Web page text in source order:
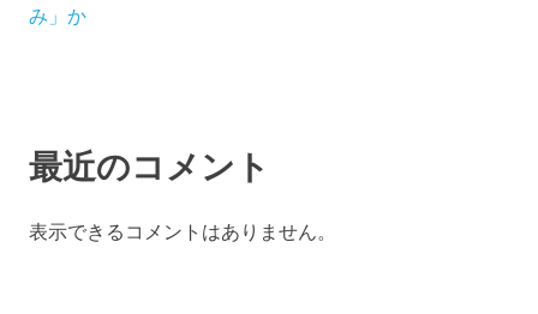
み」か
最近のコメント
表示できるコメントはありません。